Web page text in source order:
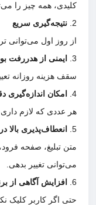
کلیدی، همه چیز را
نتیجه‌گیری سریع
از روز اول می‌توانی
ایمنی از هدررفت
سقف هزینه روزانه
امکان
هر عددی که لازم
انعطاف‌پذیری بالا
متن تبلیغ، صفحه
می‌توانی تغییر بدهی.
افزایش آگاهی از
حتی اگر کاربر کلیک